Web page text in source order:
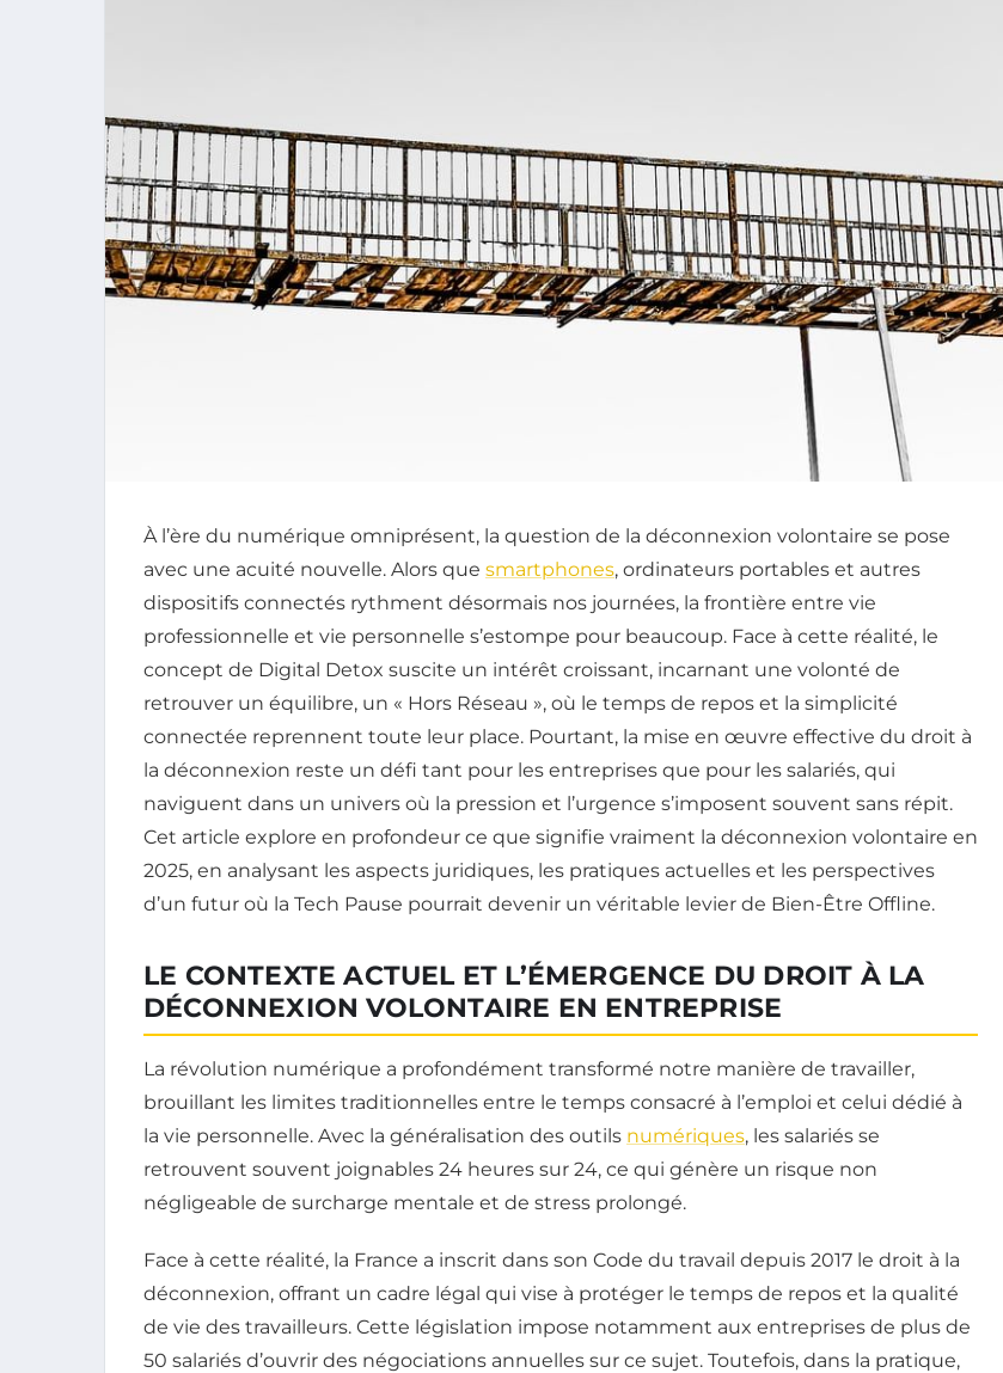
À l’ère du numérique omniprésent, la question de la déconnexion volontaire se pose
avec une acuité nouvelle. Alors que smartphones, ordinateurs portables et autres
dispositifs connectés rythment désormais nos journées, la frontière entre vie
professionnelle et vie personnelle s’estompe pour beaucoup. Face à cette réalité, le
concept de Digital Detox suscite un intérêt croissant, incarnant une volonté de
retrouver un équilibre, un « Hors Réseau », où le temps de repos et la simplicité
connectée reprennent toute leur place. Pourtant, la mise en œuvre effective du droit à
la déconnexion reste un défi tant pour les entreprises que pour les salariés, qui
naviguent dans un univers où la pression et l’urgence s’imposent souvent sans répit.
Cet article explore en profondeur ce que signifie vraiment la déconnexion volontaire en
2025, en analysant les aspects juridiques, les pratiques actuelles et les perspectives
d’un futur où la Tech Pause pourrait devenir un véritable levier de Bien-Être Offline.
LE CONTEXTE ACTUEL ET L’ÉMERGENCE DU DROIT À LA
DÉCONNEXION VOLONTAIRE EN ENTREPRISE
La révolution numérique a profondément transformé notre manière de travailler,
brouillant les limites traditionnelles entre le temps consacré à l’emploi et celui dédié à
la vie personnelle. Avec la généralisation des outils numériques, les salariés se
retrouvent souvent joignables 24 heures sur 24, ce qui génère un risque non
négligeable de surcharge mentale et de stress prolongé.
Face à cette réalité, la France a inscrit dans son Code du travail depuis 2017 le droit à la
déconnexion, offrant un cadre légal qui vise à protéger le temps de repos et la qualité
de vie des travailleurs. Cette législation impose notamment aux entreprises de plus de
50 salariés d’ouvrir des négociations annuelles sur ce sujet. Toutefois, dans la pratique,